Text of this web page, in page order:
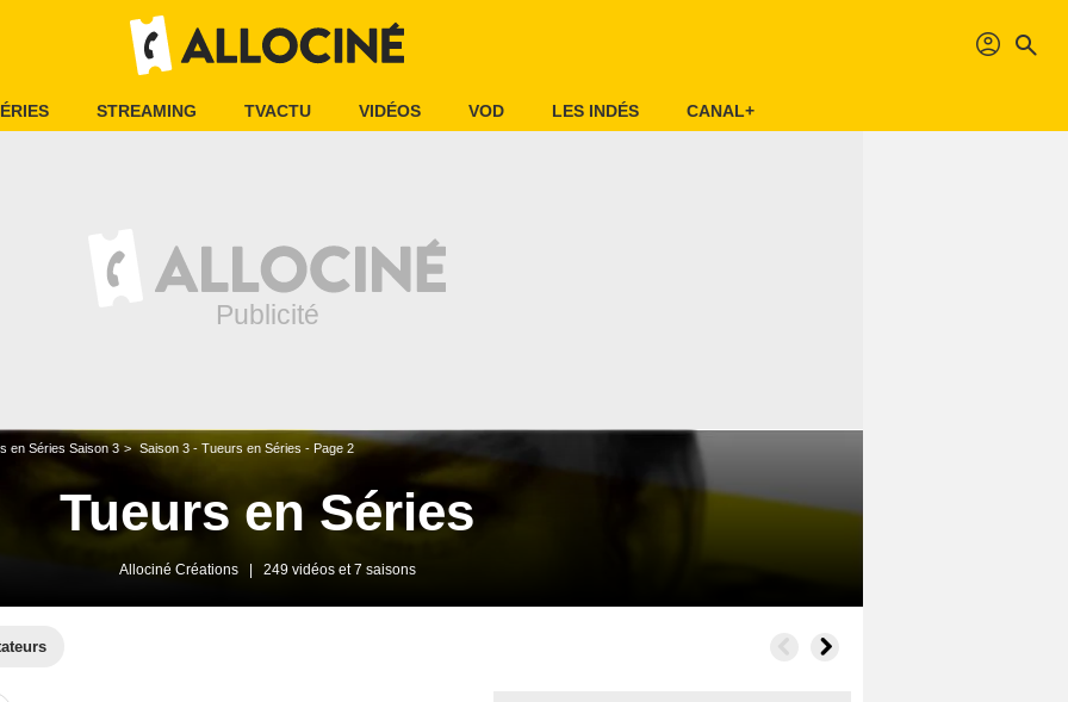
profil search
STREAMING TVACTU VIDÉOS VOD LES INDÉS CANAL+
en Séries Saison 3 Saison 3 - Tueurs en Séries - Page 2
Tueurs en Séries
Allociné Créations 249 vidéos et 7 saisons